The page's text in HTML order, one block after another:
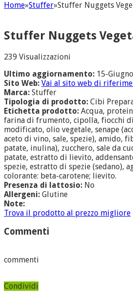
Home»Stuffer»Stuffer Nuggets
Stuffer Nuggets
239 Visualizzazioni
Ultimo aggiornamento: 15-
Sito Web: Vai al sito web di
Marca: Stuffer
Tipologia di prodotto: Cibi
Etichetta prodotto: Acqua,
farina di frumento, cipolla, fiocchi
modificato, olio vegetale, senape
aceto di vino, sale, spezie), amido,
patate, inulina), zucchero, sale da
patate, estratto di lievito,
spezie, estratto di spezie (sedano),
colorante: beta-carotene; lievito.
Presenza di lattosio: No
Allergeni: Glutine
Note:
Trova il prodotto al prezzo migliore
Commenti
commenti
Condividi